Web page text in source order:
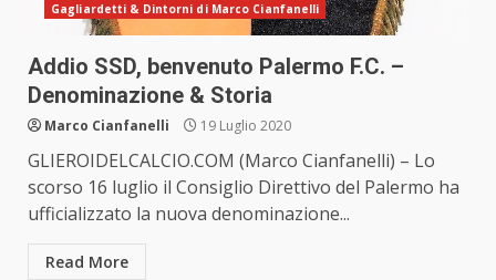
Gagliardetti & Dintorni di Marco Cianfanelli
Addio SSD, benvenuto Palermo F.C. –
Denominazione & Storia
Marco Cianfanelli 19 Luglio 2020
GLIEROIDELCALCIO.COM (Marco Cianfanelli) – Lo
scorso 16 luglio il Consiglio Direttivo del Palermo ha
ufficializzato la nuova denominazione...
Read More